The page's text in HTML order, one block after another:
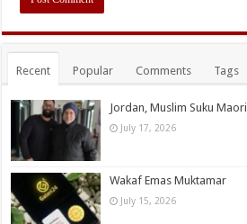
Recent Popular Comments Tags
Jordan, Muslim Suku Maori
July 17, 2026
Wakaf Emas Muktamar
July 15, 2026